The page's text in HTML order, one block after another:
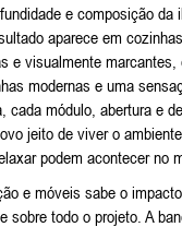
e composição da
aparece em
e visualmente
modernas e uma
cada módulo, abertura e
jeito de viver o
podem acontecer no
e móveis sabe o
sobre todo o projeto. A